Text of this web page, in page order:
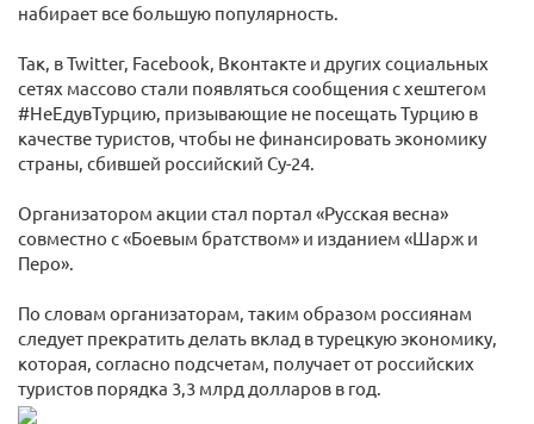
набирает все большую популярность.
Так, в Twitter, Facebook, Вконтакте и других социальных
сетях массово стали появляться сообщения с хештегом
#НеЕдувТурцию, призывающие не посещать Турцию в
качестве туристов, чтобы не финансировать экономику
страны, сбившей российский Су-24.
Организатором акции стал портал «Русская весна»
совместно с «Боевым братством» и изданием «Шарж и
Перо».
По словам организаторам, таким образом россиянам
следует прекратить делать вклад в турецкую экономику,
которая, согласно подсчетам, получает от российских
туристов порядка 3,3 млрд долларов в год.